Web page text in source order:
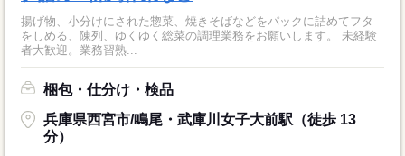
揚げ物、小分けにされた惣菜、焼きそばなどをパックに詰めてフタ
をしめる、陳列、ゆくゆく総菜の調理業務をお願いします。 未経験
者大歓迎。業務習熟...
梱包・仕分け・検品
兵庫県西宮市/鳴尾・武庫川女子大前駅（徒歩 13
分）